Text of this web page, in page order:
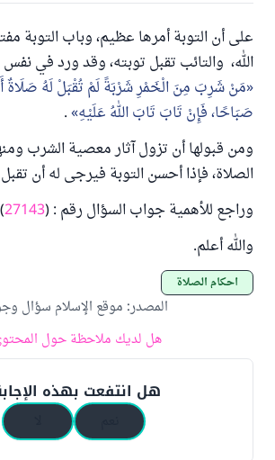
على أن التوبة أمرها عظيم، وباب التوبة
الله، والتائب تقبل توبته، وقد ورد في
مَنْ شَرِبَ مِنَ الْخَمْرِ شَرْبَةً لَمْ تُقْبَلْ لَهُ صَلَاةٌ
صَبَاحًا، فَإِنْ تَابَ تَابَ اللهُ عَلَيْهِ .
ومن قبولها أن تزول آثار معصية الشرب
الصلاة، فإذا أحسن التوبة فيرجى له أن
وراجع للأهمية جواب السؤال رقم : (27143
والله أعلم.
أحكام الصلاة
المصدر: موقع الإسلام سؤال
هل لديك ملاحظة حول
هل انتفعت بهذه